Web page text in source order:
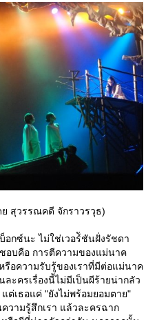
ย สุวรรณคดี จักราวรวุธ)
อกซ์นะ ไม่ใช่เวอร์ัชันฝั่งรัชดา
อบคือ การตีความของแม่นาค
รือความรับรู้ของเราที่มีต่อแม่นาค
ะครเรื่องนี้ไม่มีเป็นผีร้ายน่ากลัว
ต่เธอแค่ "ยังไม่พร้อมยอมตาย"
วามรู้สึกเรา แล้วละครฉาก